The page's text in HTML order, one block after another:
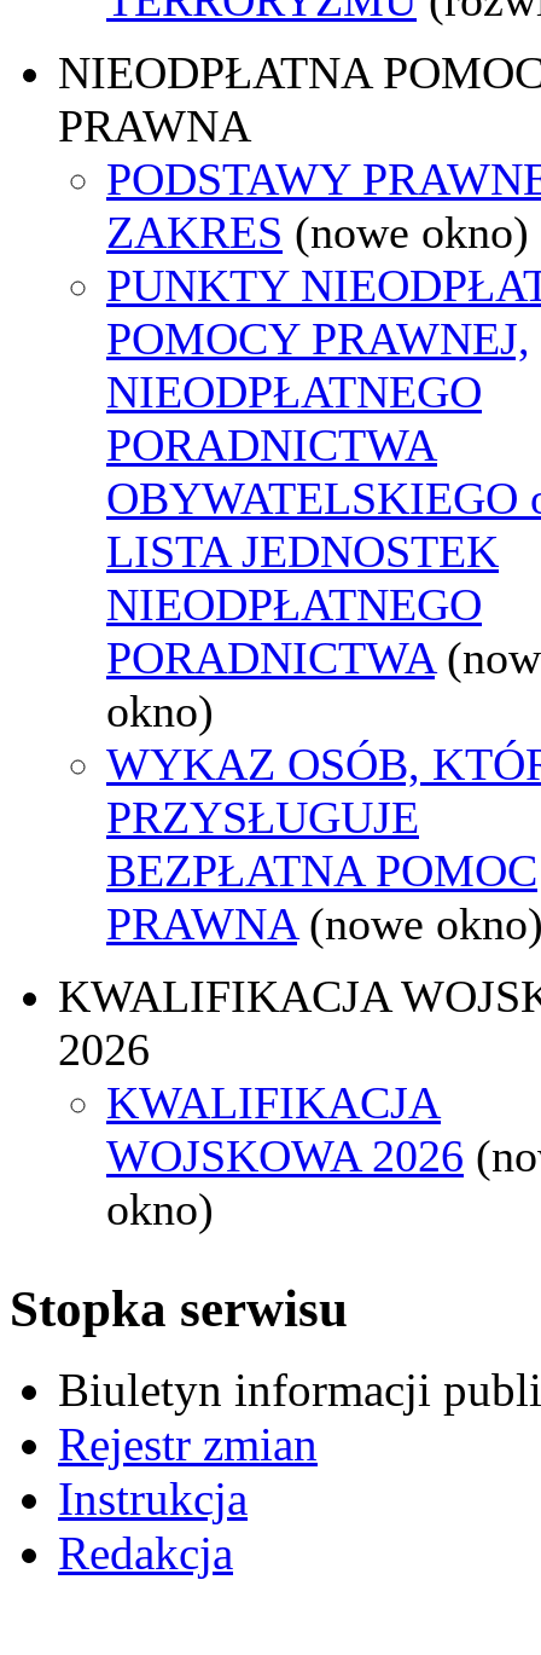
NIEODPŁATNA
PRAWNA
PODSTAWY
ZAKRES (nowe okno)
PUNKTY
POMOCY PRAWNEJ,
NIEODPŁATNEGO
PORADNICTWA
OBYWATELSKIEGO
LISTA JEDNOSTEK
NIEODPŁATNEGO
PORADNICTWA
okno)
WYKAZ OSÓB,
PRZYSŁUGUJE
BEZPŁATNA POMOC
PRAWNA (nowe
KWALIFIKACJA
2026
KWALIFIKACJA
WOJSKOWA 2026
okno)
Stopka serwisu
Biuletyn informacji
Rejestr zmian
Instrukcja
Redakcja